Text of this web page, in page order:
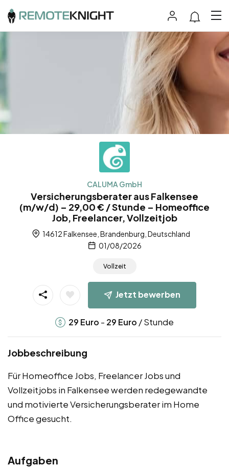
CALUMA GmbH
Versicherungsberater aus Falkensee
(m/w/d) – 29,00 € / Stunde – Homeoffice
Job, Freelancer, Vollzeitjob
14612 Falkensee, Brandenburg, Deutschland
01/08/2026
Vollzeit
Jetzt bewerben
29 Euro - 29 Euro / Stunde
Jobbeschreibung
Für Homeoffice Jobs, Freelancer Jobs und
Vollzeitjobs in Falkensee werden redegewandte
und motivierte Versicherungsberater im Home
Office gesucht.
Aufgaben